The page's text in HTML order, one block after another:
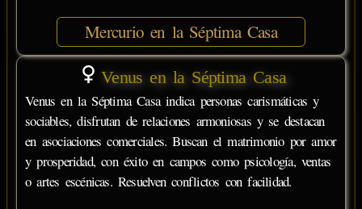
Mercurio en la Séptima Casa
Venus en la Séptima Casa
Venus en la Séptima Casa indica personas carismáticas y
sociables, disfrutan de relaciones armoniosas y se destacan
en asociaciones comerciales. Buscan el matrimonio por amor
y prosperidad, con éxito en campos como psicología, ventas
o artes escénicas. Resuelven conflictos con facilidad.